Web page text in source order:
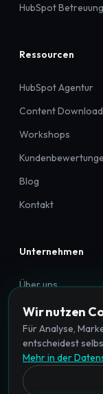
HubSpot Betreuung
Ressourcen
HubSpot Agentur
Content
Workshops
Blog
Kontakt
Unternehmen
Über uns
Impressum
Datenschutz
Cookie-
Wir nutzen
Für Analyse,
entscheidest
Mehr in der